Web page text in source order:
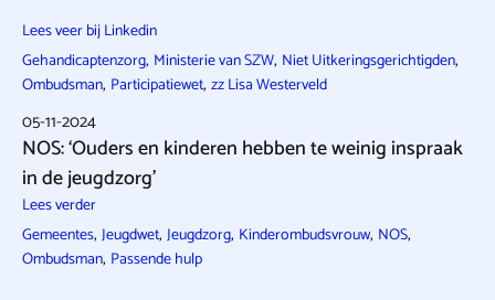
Lees veer bij Linkedin
Gehandicaptenzorg, Ministerie van SZW, Niet Uitkeringsgerichtigden,
Ombudsman, Participatiewet, zz Lisa Westerveld
05-11-2024
NOS: ‘Ouders en kinderen hebben te weinig inspraak
in de jeugdzorg’
Lees verder
Gemeentes, Jeugdwet, Jeugdzorg, Kinderombudsvrouw, NOS,
Ombudsman, Passende hulp